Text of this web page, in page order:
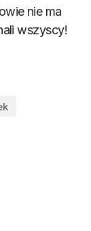
nie ma
wszyscy!